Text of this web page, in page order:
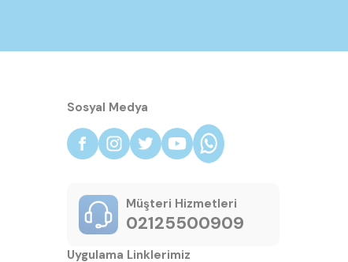
Sosyal Medya
Müşteri Hizmetleri
02125500909
Uygulama Linklerimiz